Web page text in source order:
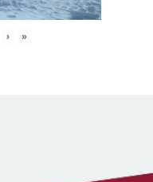
› »